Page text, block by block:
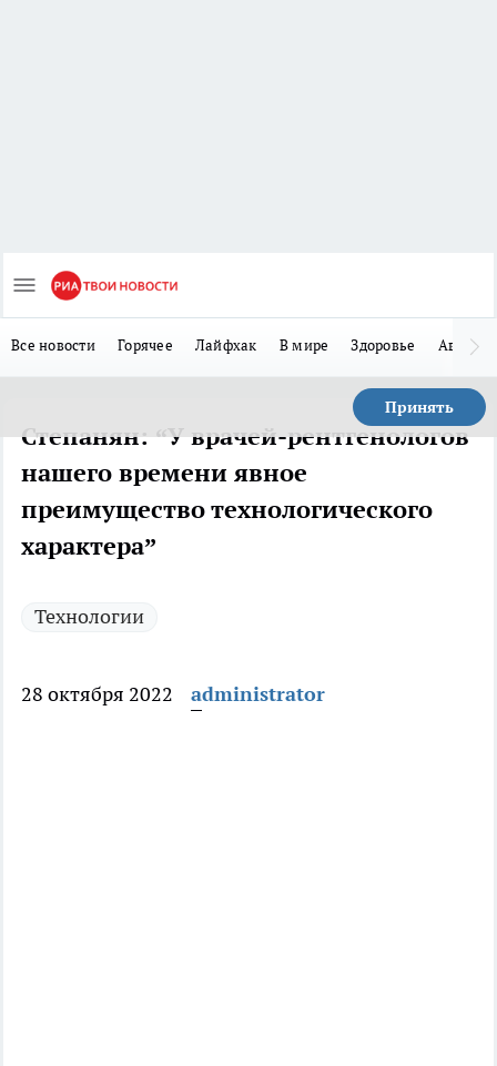
Все новости Горячее Лайфхак В мире Здоровье Авто
Принять
Степанян: “У врачей-рентгенологов
нашего времени явное
преимущество технологического
характера”
Технологии
28 октября 2022 administrator